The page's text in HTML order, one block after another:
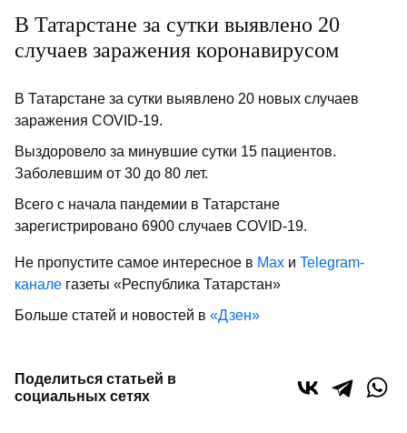
В Татарстане за сутки выявлено 20
случаев заражения коронавирусом
В Татарстане за сутки выявлено 20 новых случаев
заражения COVID-19.
Выздоровело за минувшие сутки 15 пациентов.
Заболевшим от 30 до 80 лет.
Всего с начала пандемии в Татарстане
зарегистрировано 6900 случаев COVID-19.
Не пропустите самое интересное в Max и Telegram-
канале газеты «Республика Татарстан»
Больше статей и новостей в «Дзен»
Поделиться статьей в
социальных сетях